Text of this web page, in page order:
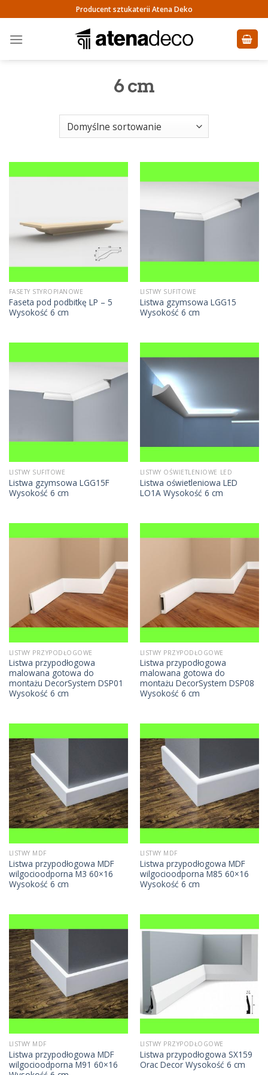
to
content
Producent sztukaterii Atena Deko
6 cm
FASETY STYROPIANOWE
Faseta pod podbitkę LP – 5
Wysokość 6 cm
LISTWY SUFITOWE
Listwa gzymsowa LGG15
Wysokość 6 cm
LISTWY SUFITOWE
Listwa gzymsowa LGG15F
Wysokość 6 cm
LISTWY OŚWIETLENIOWE LED
Listwa oświetleniowa LED
LO1A Wysokość 6 cm
LISTWY PRZYPODŁOGOWE
Listwa przypodłogowa
malowana gotowa do
montażu DecorSystem DSP01
Wysokość 6 cm
LISTWY PRZYPODŁOGOWE
Listwa przypodłogowa
malowana gotowa do
montażu DecorSystem DSP08
Wysokość 6 cm
LISTWY MDF
Listwa przypodłogowa MDF
wilgocioodporna M3 60×16
Wysokość 6 cm
LISTWY MDF
Listwa przypodłogowa MDF
wilgocioodporna M85 60×16
Wysokość 6 cm
LISTWY MDF
Listwa przypodłogowa MDF
wilgocioodporna M91 60×16
LISTWY PRZYPODŁOGOWE
Listwa przypodłogowa SX159
Orac Decor Wysokość 6 cm